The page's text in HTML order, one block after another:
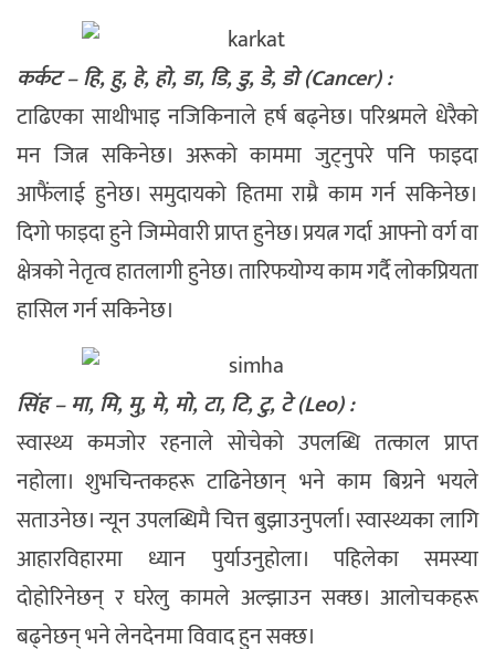
कर्कट – हि, हु, हे, हो, डा, डि, डु, डे, डो (Cancer) :
टाढिएका साथीभाइ नजिकिनाले हर्ष बढ्नेछ। परिश्रमले धेरैको
मन जित्न सकिनेछ। अरूको काममा जुट्नुपरे पनि फाइदा
आफैंलाई हुनेछ। समुदायको हितमा राम्रै काम गर्न सकिनेछ।
दिगो फाइदा हुने जिम्मेवारी प्राप्त हुनेछ। प्रयत्न गर्दा आफ्नो वर्ग वा
क्षेत्रको नेतृत्व हातलागी हुनेछ। तारिफयोग्य काम गर्दै लोकप्रियता
हासिल गर्न सकिनेछ।
सिंह – मा, मि, मु, मे, मो, टा, टि, टु, टे (Leo) :
स्वास्थ्य कमजोर रहनाले सोचेको उपलब्धि तत्काल प्राप्त
नहोला। शुभचिन्तकहरू टाढिनेछान् भने काम बिग्रने भयले
सताउनेछ। न्यून उपलब्धिमै चित्त बुझाउनुपर्ला। स्वास्थ्यका लागि
आहारविहारमा ध्यान पुर्याउनुहोला। पहिलेका समस्या
दोहोरिनेछन् र घरेलु कामले अल्झाउन सक्छ। आलोचकहरू
बढ्नेछन् भने लेनदेनमा विवाद हुन सक्छ।